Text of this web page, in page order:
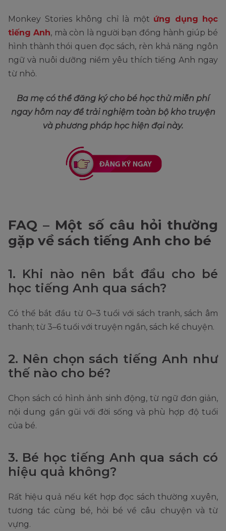
Monkey Stories không chỉ là một ứng dụng học
tiếng Anh, mà còn là người bạn đồng hành giúp bé
hình thành thói quen đọc sách, rèn khả năng ngôn
ngữ và nuôi dưỡng niềm yêu thích tiếng Anh ngay
từ nhỏ.
Ba mẹ có thể đăng ký cho bé học thử miễn phí
ngay hôm nay để trải nghiệm toàn bộ kho truyện
và phương pháp học hiện đại này.
FAQ – Một số câu hỏi thường
gặp về sách tiếng Anh cho bé
1. Khi nào nên bắt đầu cho bé
học tiếng Anh qua sách?
Có thể bắt đầu từ 0–3 tuổi với sách tranh, sách âm
thanh; từ 3–6 tuổi với truyện ngắn, sách kể chuyện.
2. Nên chọn sách tiếng Anh như
thế nào cho bé?
Chọn sách có hình ảnh sinh động, từ ngữ đơn giản,
nội dung gần gũi với đời sống và phù hợp độ tuổi
của bé.
3. Bé học tiếng Anh qua sách có
hiệu quả không?
Rất hiệu quả nếu kết hợp đọc sách thường xuyên,
tương tác cùng bé, hỏi bé về câu chuyện và từ
vựng.